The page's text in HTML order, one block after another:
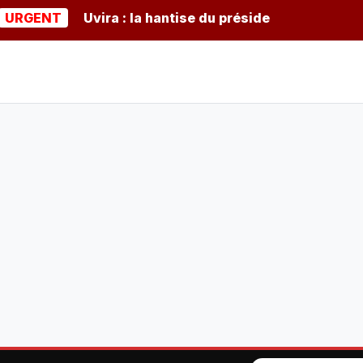
Uvira : la hantise du président burundais